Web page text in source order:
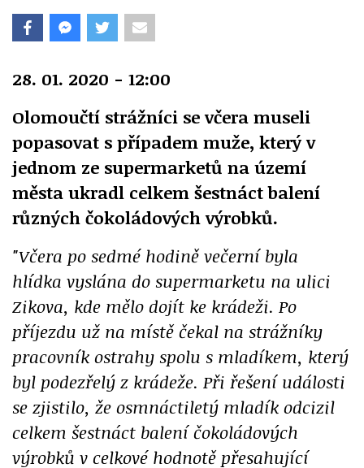
28. 01. 2020 - 12:00
Olomoučtí strážníci se včera museli
popasovat s případem muže, který v
jednom ze supermarketů na území
města ukradl celkem šestnáct balení
různých čokoládových výrobků.
"Včera po sedmé hodině večerní byla
hlídka vyslána do supermarketu na ulici
Zikova, kde mělo dojít ke krádeži. Po
příjezdu už na místě čekal na strážníky
pracovník ostrahy spolu s mladíkem, který
byl podezřelý z krádeže. Při řešení události
se zjistilo, že osmnáctiletý mladík odcizil
celkem šestnáct balení čokoládových
výrobků v celkové hodnotě přesahující